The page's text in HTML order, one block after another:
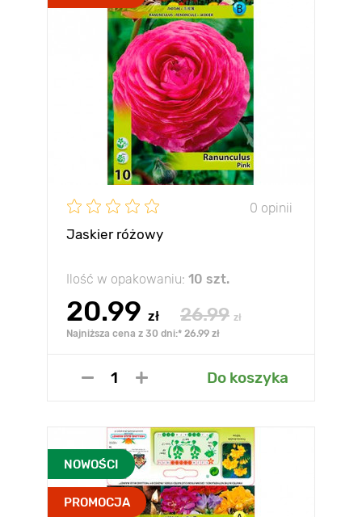
0 opinii
Jaskier różowy
Ilość w opakowaniu: 10 szt.
20.99 zł 26.99 zł
Najniższa cena z 30 dni:* 26.99 zł
Do koszyka
NOWOŚCI
PROMOCJA